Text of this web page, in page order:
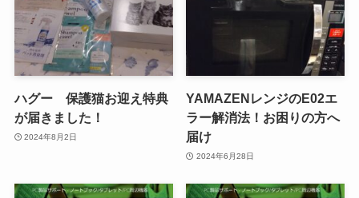
ハグー 保護猫お迎え特典
が届きました！
2024年8月2日
YAMAZENレンジのE02エ
ラー解消法！お困りの方へ
届け
2024年6月28日